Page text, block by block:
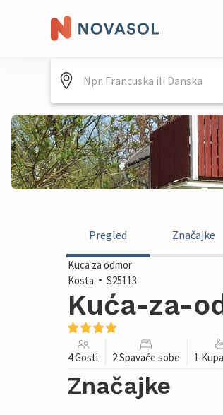
Pregled Značajke
Kuca za odmor
Kosta
S25113
Kuća-za-
4 Gosti 2 Spavaće sobe 1
Značajke